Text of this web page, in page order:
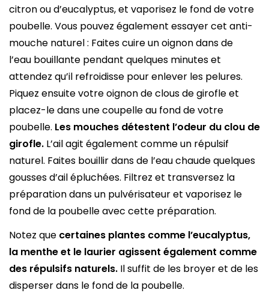
citron ou d’eucalyptus, et vaporisez le fond de votre
poubelle. Vous pouvez également essayer cet anti-
mouche naturel : Faites cuire un oignon dans de
l’eau bouillante pendant quelques minutes et
attendez qu’il refroidisse pour enlever les pelures.
Piquez ensuite votre oignon de clous de girofle et
placez-le dans une coupelle au fond de votre
poubelle. Les mouches détestent l’odeur du clou de
girofle. L’ail agit également comme un répulsif
naturel. Faites bouillir dans de l’eau chaude quelques
gousses d’ail épluchées. Filtrez et transversez la
préparation dans un pulvérisateur et vaporisez le
fond de la poubelle avec cette préparation.
Notez que certaines plantes comme l’eucalyptus,
la menthe et le laurier agissent également comme
des répulsifs naturels. Il suffit de les broyer et de les
disperser dans le fond de la poubelle.